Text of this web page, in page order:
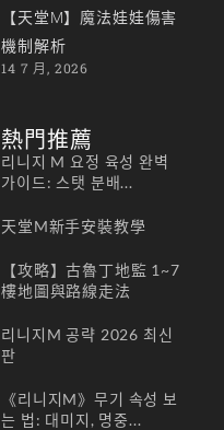
【天堂M】魔法娃娃傷害
機制解析
14 7 月, 2026
熱門推薦
리니지 M 요정 육성 완벽
가이드: 스탯 분배...
天堂M新手安裝教學
【攻略】古魯丁地監 1~7
樓地圖與路線走法
리니지M 공략 2026 최신
판
《리니지M》무기 속성 보
는 법: 대미지, 명중...